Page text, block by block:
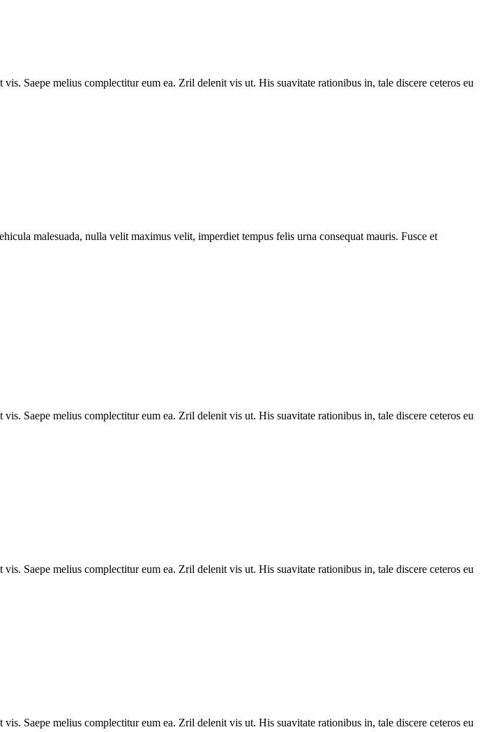
Saepe melius complectitur eum ea. Zril delenit vis ut. His suavitate rationibus in, tale discere ceteros eu
malesuada, nulla velit maximus velit, imperdiet tempus felis urna consequat mauris. Fusce et
Saepe melius complectitur eum ea. Zril delenit vis ut. His suavitate rationibus in, tale discere ceteros eu
Saepe melius complectitur eum ea. Zril delenit vis ut. His suavitate rationibus in, tale discere ceteros eu
Saepe melius complectitur eum ea. Zril delenit vis ut. His suavitate rationibus in, tale discere ceteros eu